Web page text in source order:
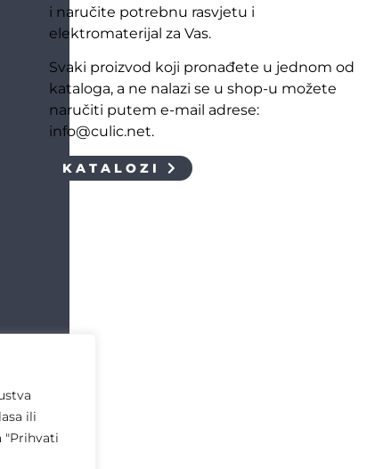
ili
"Prihvati
i naručite potrebnu rasvjetu i
elektromaterijal za Vas.
Svaki proizvod koji pronađete u jednom od
kataloga, a ne nalazi se u shop-u možete
naručiti putem e-mail adrese:
info@culic.net.
KATALOZI